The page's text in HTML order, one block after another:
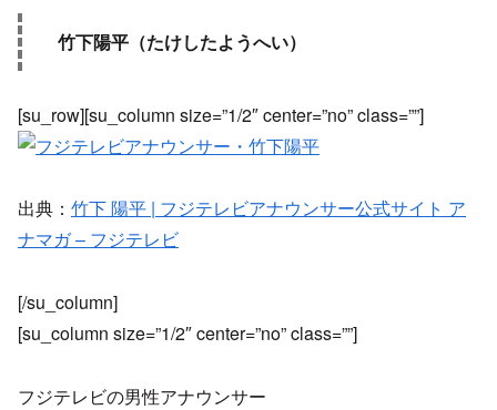
竹下陽平（たけしたようへい）
[su_row][su_column size=”1/2″ center=”no” class=””]
出典： 竹下 陽平 | フジテレビアナウンサー公式サイト ア
ナマガ – フジテレビ
[/su_column]
[su_column size=”1/2″ center=”no” class=””]
フジテレビの男性アナウンサー